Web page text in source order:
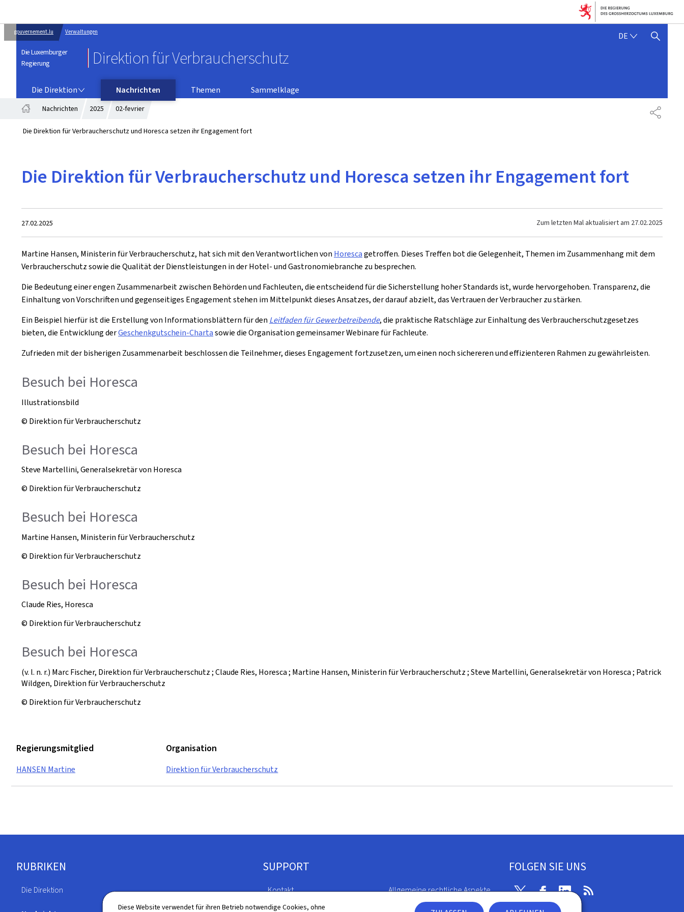
Diese Website verwendet für ihren Betrieb notwendige Cookies, ohne
gouvernement.lu Verwaltungen
Die Luxemburger
Regierung
Direktion für Verbraucherschutz
DE DEUTSCH
SUCHFLED ANZEIGEN /
Die Direktion Nachrichten Themen
Sammelklage
TEILEN
Nachrichten 2025 02-fevrier
Die Direktion für Verbraucherschutz und Horesca setzen ihr Engagement fort
Die Direktion für Verbraucherschutz und Horesca setzen ihr Engagement fort
Zum
27.02.2025 Zum letzten Mal aktualisiert am 27.02.2025
Martine Hansen, Ministerin für Verbraucherschutz, hat sich mit den Verantwortlichen von Horescagetroffen. Dieses Treffen bot die Gelegenheit, Themen im Zusammenhang mit dem
Verbraucherschutz sowie die Qualität der Dienstleistungen in der Hotel- und Gastronomiebranche zu besprechen.
Die Bedeutung einer engen Zusammenarbeit zwischen Behörden und Fachleuten, die entscheidend für die Sicherstellung hoher Standards ist, wurde hervorgehoben. Transparenz, die
Einhaltung von Vorschriften und gegenseitiges Engagement stehen im Mittelpunkt dieses Ansatzes, der darauf abzielt, das Vertrauen der Verbraucher zu stärken.
Ein Beispiel hierfür ist die Erstellung von Informationsblättern für den Leitfaden für Gewerbetreibende, die praktische Ratschläge zur Einhaltung des Verbraucherschutzgesetzes
bieten, die Entwicklung derGeschenkgutschein-Chartasowie die Organisation gemeinsamer Webinare für Fachleute.
Zufrieden mit der bisherigen Zusammenarbeit beschlossen die Teilnehmer, dieses Engagement fortzusetzen, um einen noch sichereren und effizienteren Rahmen zu gewährleisten.
Besuch bei Horesca
Illustrationsbild
© Direktion für Verbraucherschutz
Besuch bei Horesca
Steve Martellini, Generalsekretär von Horesca
© Direktion für Verbraucherschutz
Besuch bei Horesca
Martine Hansen, Ministerin für Verbraucherschutz
© Direktion für Verbraucherschutz
Besuch bei Horesca
Claude Ries, Horesca
© Direktion für Verbraucherschutz
Besuch bei Horesca
(v. l. n. r.) Marc Fischer, Direktion für Verbraucherschutz ; Claude Ries, Horesca ; Martine Hansen, Ministerin für Verbraucherschutz ; Steve Martellini, Generalsekretär von Horesca ; Patrick
Wildgen, Direktion für Verbraucherschutz
© Direktion für Verbraucherschutz
Regierungsmitglied
HANSEN Martine
Organisation
Direktion für Verbraucherschutz
Footer
RUBRIKEN
Die Direktion
SUPPORT
Kontakt Allgemeine rechtliche Aspekte
FOLGEN SIE UNS
TwitterFacebookLinkedin